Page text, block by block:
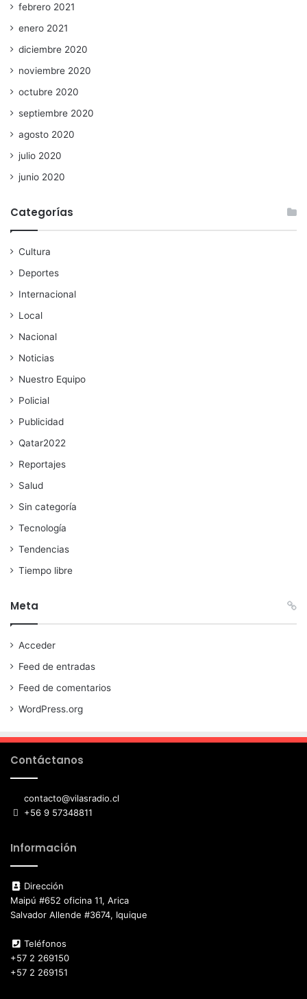
febrero 2021
enero 2021
diciembre 2020
noviembre 2020
octubre 2020
septiembre 2020
agosto 2020
julio 2020
junio 2020
Categorías
Cultura
Deportes
Internacional
Local
Nacional
Noticias
Nuestro Equipo
Policial
Publicidad
Qatar2022
Reportajes
Salud
Sin categoría
Tecnología
Tendencias
Tiempo libre
Meta
Acceder
Feed de entradas
Feed de comentarios
WordPress.org
Contáctanos
contacto@vilasradio.cl
+56 9 57348811
Información
Dirección
Maipú #652 oficina 11, Arica
Salvador Allende #3674, Iquique
Teléfonos
+57 2 269150
+57 2 269151